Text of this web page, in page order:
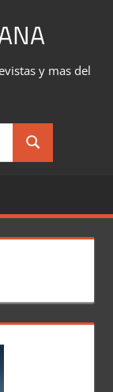
y mas del
Buscar